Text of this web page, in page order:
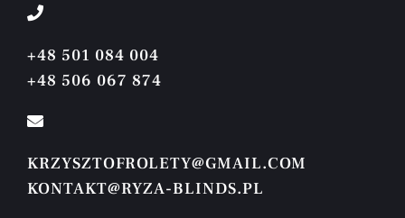
+48 501 084 004
+48 506 067 874
KRZYSZTOFROLETY@GMAIL.COM
KONTAKT@RYZA-BLINDS.PL